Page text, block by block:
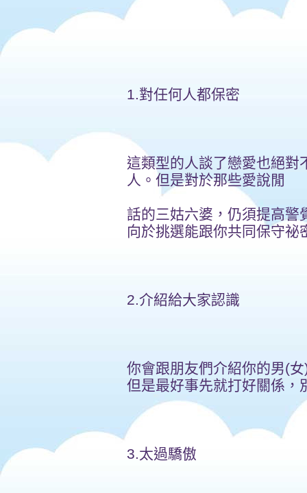
1.對任何人都保密
這類型的人談了戀愛也絕對
人。但是對於那些愛說閒
話的三姑六婆，仍須提高警
向於挑選能跟你共同保守祕
2.介紹給大家認識
你會跟朋友們介紹你的男(
但是最好事先就打好關係，
3.太過驕傲